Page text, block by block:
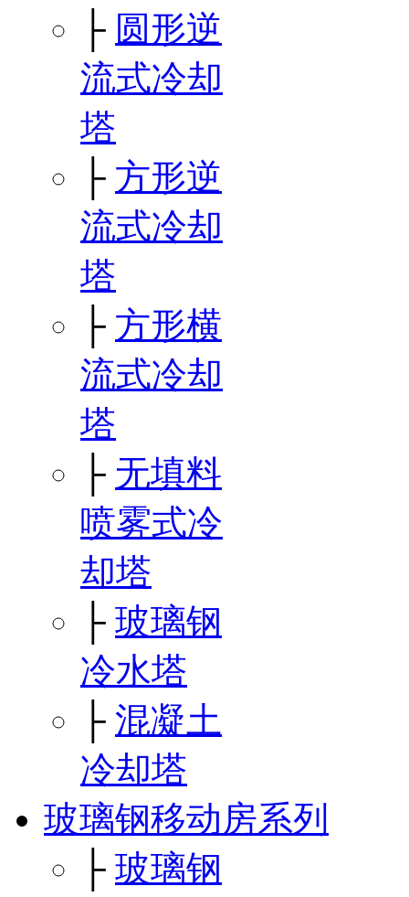
├ 圆形逆
流式冷却
塔
├ 方形逆
流式冷却
塔
├ 方形横
流式冷却
塔
├ 无填料
喷雾式冷
却塔
├ 玻璃钢
冷水塔
├ 混凝土
冷却塔
玻璃钢移动房系列
├ 玻璃钢